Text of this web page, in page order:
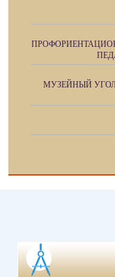
МУЗЕЙНЫЙ